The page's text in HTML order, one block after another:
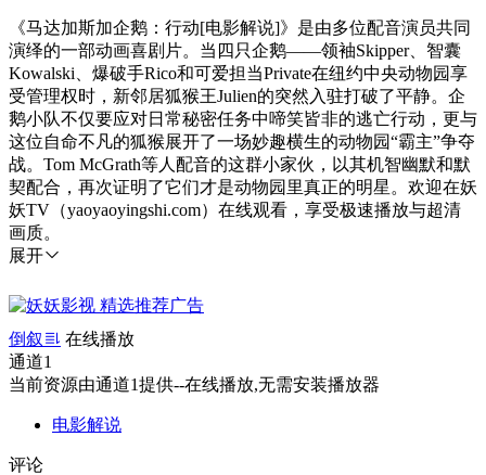
《马达加斯加企鹅：行动[电影解说]》是由多位配音演员共同
演绎的一部动画喜剧片。当四只企鹅——领袖Skipper、智囊
Kowalski、爆破手Rico和可爱担当Private在纽约中央动物园享
受管理权时，新邻居狐猴王Julien的突然入驻打破了平静。企
鹅小队不仅要应对日常秘密任务中啼笑皆非的逃亡行动，更与
这位自命不凡的狐猴展开了一场妙趣横生的动物园“霸主”争夺
战。Tom McGrath等人配音的这群小家伙，以其机智幽默和默
契配合，再次证明了它们才是动物园里真正的明星。欢迎在妖
妖TV（yaoyaoyingshi.com）在线观看，享受极速播放与超清
画质。
展开
倒叙
在线播放
通道1
当前资源由通道1提供--在线播放,无需安装播放器
电影解说
评论